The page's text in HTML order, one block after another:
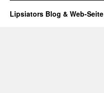
Lipsiators Blog & Web-Seite